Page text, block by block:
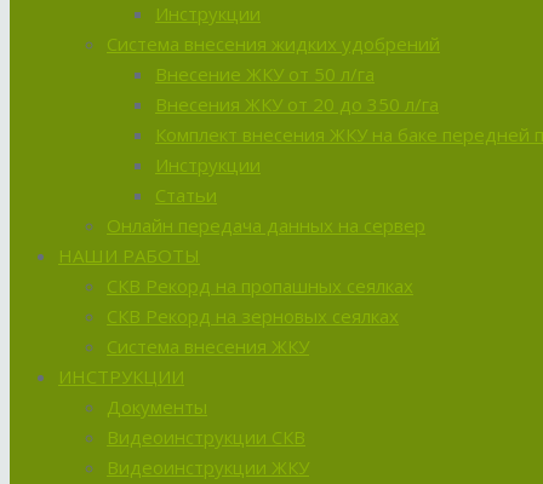
Инструкции
Система внесения жидких удобрений
Внесение ЖКУ от 50 л/га
Внесения ЖКУ от 20 до 350 л/га
Комплект внесения ЖКУ на баке передней
Инструкции
Статьи
Онлайн передача данных на сервер
НАШИ РАБОТЫ
СКВ Рекорд на пропашных сеялках
СКВ Рекорд на зерновых сеялках
Система внесения ЖКУ
ИНСТРУКЦИИ
Документы
Видеоинструкции СКВ
Видеоинструкции ЖКУ